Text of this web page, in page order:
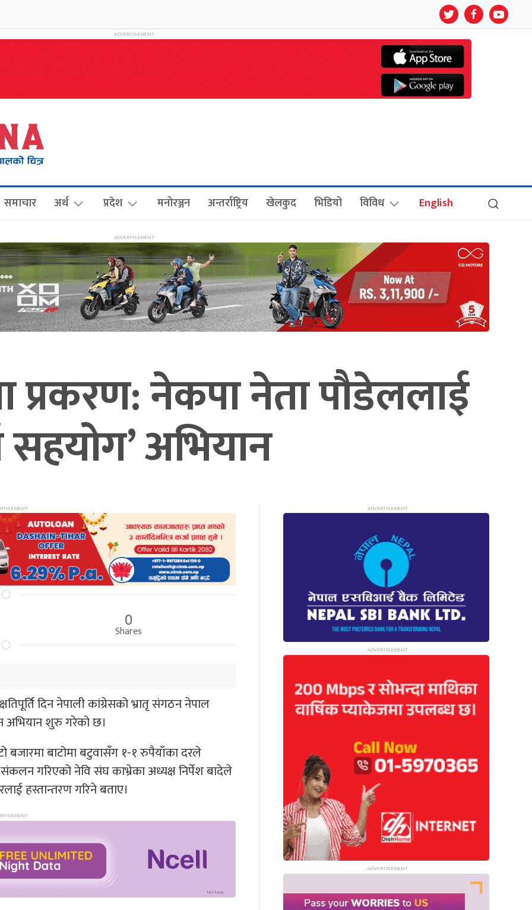
समाचार अर्थ प्रदेश मनोरञ्जन अन्तर्राष्ट्रिय खेलकुद भिडियो विविध English
प्रकरण: नेकपा नेता पौडेललाई
अभियान
0
Shares
दिन नेपाली कांग्रेसको भ्रातृ संगठन नेपाल
अभियान शुरु गरेको छ।
बजारमा बाटोमा बटुवासँग १-१ रुपैयाँका दरले
गरिएको नेवि संघ काभ्रेका अध्यक्ष निर्पेश बादेले
हस्तान्तरण गरिने बताए।